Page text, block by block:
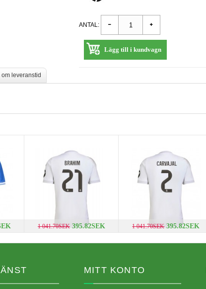
ANTAL:
Lägg till i kundvagn
om leveranstid
1 041.70SEK 395.82SEK 1 041.70SEK 395.82SEK
MITT KONTO